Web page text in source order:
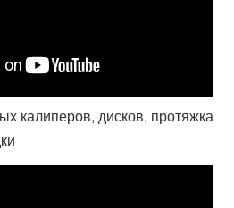
калиперов, дисков, протяжка